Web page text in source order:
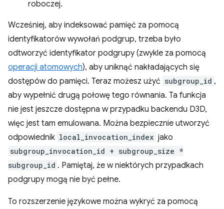
roboczej.
Wcześniej, aby indeksować pamięć za pomocą
identyfikatorów wywołań podgrup, trzeba było
odtworzyć identyfikator podgrupy (zwykle za pomocą
operacji atomowych), aby uniknąć nakładających się
dostępów do pamięci. Teraz możesz użyć subgroup_id ,
aby wypełnić drugą połowę tego równania. Ta funkcja
nie jest jeszcze dostępna w przypadku backendu D3D,
więc jest tam emulowana. Można bezpiecznie utworzyć
odpowiednik local_invocation_index jako
subgroup_invocation_id + subgroup_size *
subgroup_id . Pamiętaj, że w niektórych przypadkach
podgrupy mogą nie być pełne.
To rozszerzenie językowe można wykryć za pomocą